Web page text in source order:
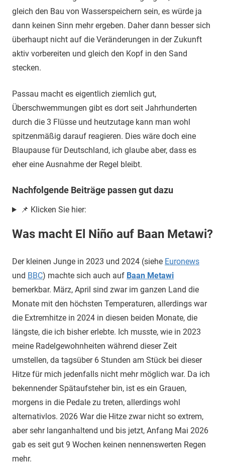
gleich den Bau von Wasserspeichern sein, es würde ja
dann keinen Sinn mehr ergeben. Daher dann besser sich
überhaupt nicht auf die Veränderungen in der Zukunft
aktiv vorbereiten und gleich den Kopf in den Sand
stecken.
Passau macht es eigentlich ziemlich gut,
Überschwemmungen gibt es dort seit Jahrhunderten
durch die 3 Flüsse und heutzutage kann man wohl
spitzenmäßig darauf reagieren. Dies wäre doch eine
Blaupause für Deutschland, ich glaube aber, dass es
eher eine Ausnahme der Regel bleibt.
Nachfolgende Beiträge passen gut dazu
📌 Klicken Sie hier:
Was macht El Niño auf Baan Metawi?
Der kleinen Junge in 2023 und 2024 (siehe Euronews
und BBC) machte sich auch auf Baan Metawi
bemerkbar. März, April sind zwar im ganzen Land die
Monate mit den höchsten Temperaturen, allerdings war
die Extremhitze in 2024 in diesen beiden Monate, die
längste, die ich bisher erlebte. Ich musste, wie in 2023
meine Radelgewohnheiten während dieser Zeit
umstellen, da tagsüber 6 Stunden am Stück bei dieser
Hitze für mich jedenfalls nicht mehr möglich war. Da ich
bekennender Spätaufsteher bin, ist es ein Grauen,
morgens in die Pedale zu treten, allerdings wohl
alternativlos. 2026 War die Hitze zwar nicht so extrem,
aber sehr langanhaltend und bis jetzt, Anfang Mai 2026
gab es seit gut 9 Wochen keinen nennenswerten Regen
mehr.